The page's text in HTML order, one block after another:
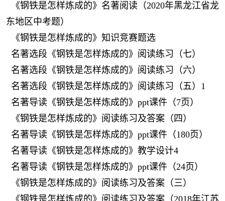
《钢铁是怎样炼成的》名著阅读（2020年黑龙江省龙
东地区中考题）
《钢铁是怎样炼成的》知识竞赛题选
名著选段《钢铁是怎样炼成的》阅读练习（七）
名著选段《钢铁是怎样炼成的》阅读练习（六）
名著选段《钢铁是怎样炼成的》阅读练习（五）1
名著导读《钢铁是怎样炼成的》ppt课件（7页）
《钢铁是怎样炼成的》阅读练习及答案（四）
名著导读《钢铁是怎样炼成的》ppt课件（180页）
名著导读《钢铁是怎样炼成的》教学设计4
名著导读《钢铁是怎样炼成的》ppt课件（24页）
《钢铁是怎样炼成的》阅读练习及答案（三）
《钢铁是怎样炼成的》阅读练习及答案（2018年江苏